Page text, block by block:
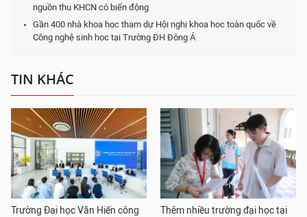
nguồn thu KHCN có biến động
Gần 400 nhà khoa học tham dự Hội nghị khoa học toàn quốc về
Công nghệ sinh học tại Trường ĐH Đông Á
TIN KHÁC
Trường Đại học Văn Hiến công
Thêm nhiều trường đại học tại